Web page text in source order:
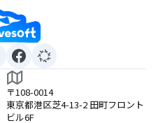
〒108-0014
東京都港区芝4-13-2 田町フロント
ビル6F